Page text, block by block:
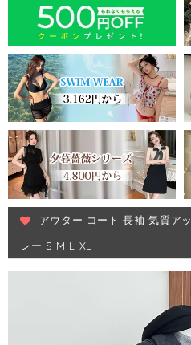
アウター コート 長袖 気質ア
レー S M L XL